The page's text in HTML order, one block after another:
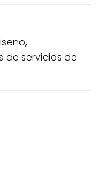
de servicios de